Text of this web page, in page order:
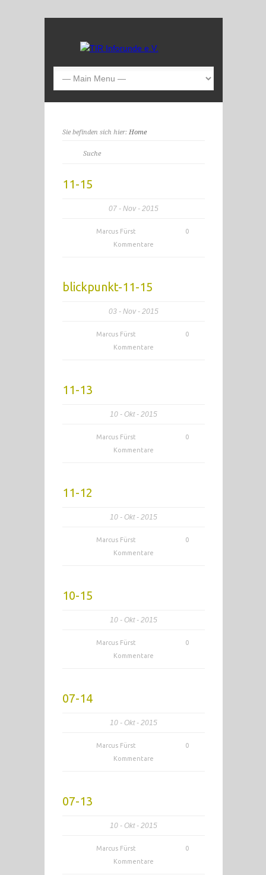
Sie befinden sich hier: Home
11-15
07 Nov 2015
Marcus Fürst
0
Kommentare
blickpunkt-11-15
03 Nov 2015
Marcus Fürst
0
Kommentare
11-13
10 Okt 2015
Marcus Fürst
0
Kommentare
11-12
10 Okt 2015
Marcus Fürst
0
Kommentare
10-15
10 Okt 2015
Marcus Fürst
0
Kommentare
07-14
10 Okt 2015
Marcus Fürst
0
Kommentare
07-13
10 Okt 2015
Marcus Fürst
0
Kommentare